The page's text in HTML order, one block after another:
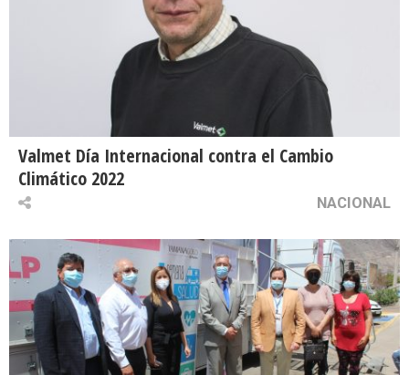
Valmet Día Internacional contra el Cambio
Climático 2022
NACIONAL